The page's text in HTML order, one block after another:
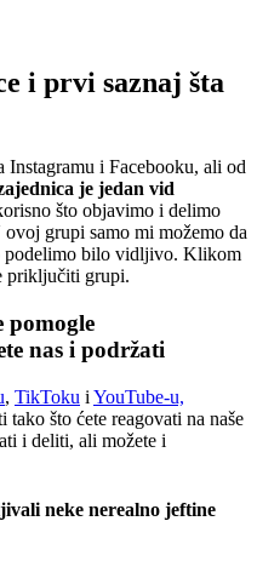
i prvi saznaj šta
Instagramu i Facebooku, ali od
je jedan vid
što objavimo i delimo
grupi samo mi možemo da
podelimo bilo vidljivo. Klikom
priključiti grupi.
pomogle
nas i podržati
, TikToku i YouTube-u,
tako što ćete reagovati na naše
i deliti, ali možete i
neke nerealno jeftine